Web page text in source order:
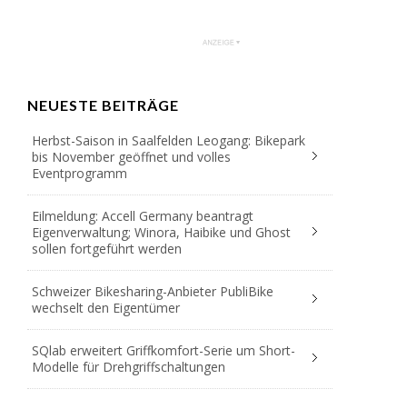
NEUESTE BEITRÄGE
Herbst-Saison in Saalfelden Leogang: Bikepark
bis November geöffnet und volles
Eventprogramm
Eilmeldung: Accell Germany beantragt
Eigenverwaltung; Winora, Haibike und Ghost
sollen fortgeführt werden
Schweizer Bikesharing-Anbieter PubliBike
wechselt den Eigentümer
SQlab erweitert Griffkomfort-Serie um Short-
Modelle für Drehgriffschaltungen